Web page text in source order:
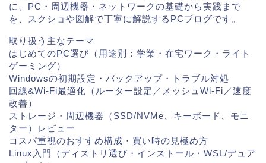
に、PC・周辺機器・ネットワークの基礎から実践まで
を、スクショや図解で丁寧に解説するPCブログです。
取り扱う主なテーマ
はじめてのPC選び（用途別：学業・在宅ワーク・ライト
ゲーミング）
Windowsの初期設定・バックアップ・トラブル対処
回線&Wi-Fi最適化（ルーター設定／メッシュWi-Fi／速度
改善）
ストレージ・周辺機器（SSD/NVMe、キーボード、モニ
ター）レビュー
コスパ重視のおすすめ構成・買い時の見極め方
Linux入門（ディストリ選び・インストール・WSL/デュア